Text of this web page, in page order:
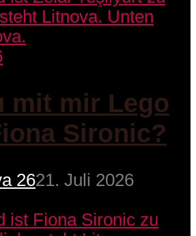
mit mir Lego
Sironic?
2621. Juli 2026